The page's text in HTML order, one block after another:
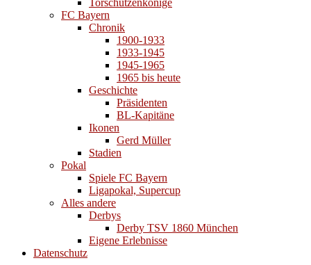
FC Bayern
Chronik
1900-1933
1933-1945
1945-1965
1965 bis heute
Geschichte
Präsidenten
BL-Kapitäne
Ikonen
Gerd Müller
Stadien
Pokal
Spiele FC Bayern
Ligapokal, Supercup
Alles andere
Derbys
Derby TSV 1860 München
Eigene Erlebnisse
Datenschutz